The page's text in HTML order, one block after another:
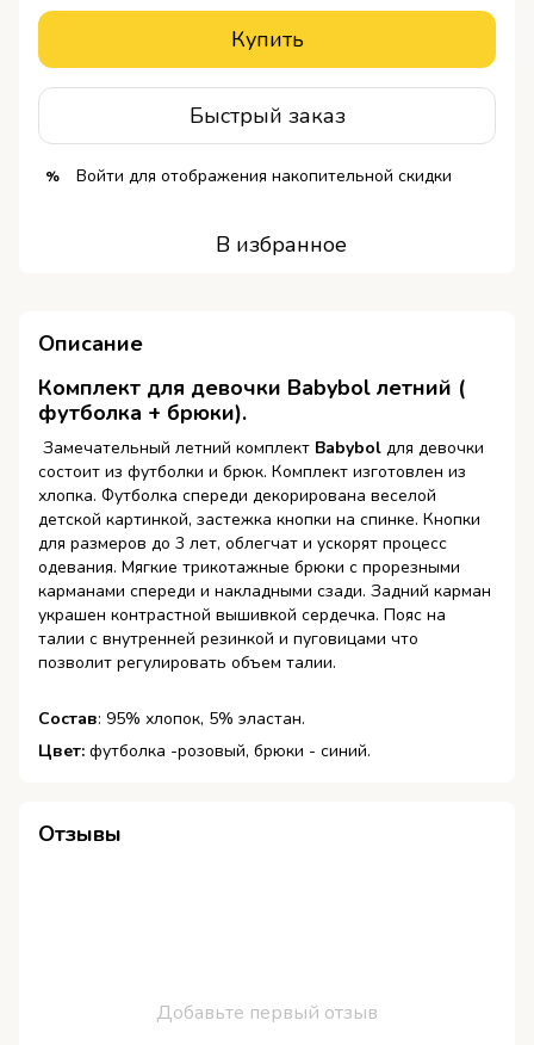
Купить
Быстрый заказ
% Войти для отображения накопительной скидки
В избранное
Описание
Комплект для девочки Babybol летний (
футболка + брюки).
Замечательный летний комплект Babybol для девочки
состоит из футболки и брюк. Комплект изготовлен из
хлопка. Футболка спереди декорирована веселой
детской картинкой, застежка кнопки на спинке. Кнопки
для размеров до 3 лет, облегчат и ускорят процесс
одевания. Мягкие трикотажные брюки с прорезными
карманами спереди и накладными сзади. Задний карман
украшен контрастной вышивкой сердечка. Пояс на
талии с внутренней резинкой и пуговицами что
позволит регулировать объем талии.
Состав: 95% хлопок, 5% эластан.
Цвет: футболка -розовый, брюки - синий.
Отзывы
Добавьте первый отзыв